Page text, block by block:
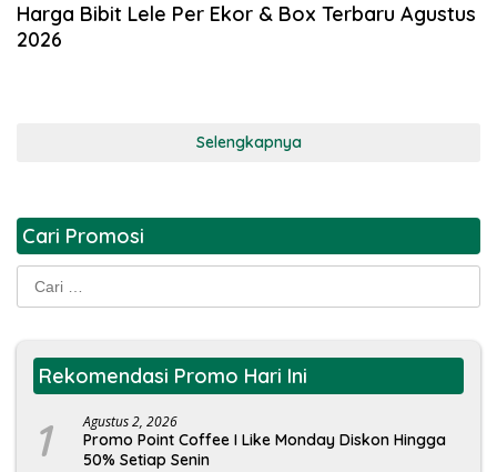
Harga Bibit Lele Per Ekor & Box Terbaru Agustus
2026
Selengkapnya
Cari Promosi
Cari
untuk:
Rekomendasi Promo Hari Ini
1 Agustus 2, 2026
Promo Point Coffee I Like Monday Diskon Hingga
50% Setiap Senin